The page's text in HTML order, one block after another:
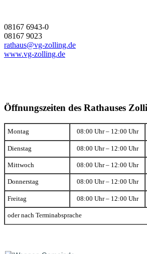
08167 6943-0
08167 9023
rathaus@vg-zolling.de
www.vg-zolling.de
Öffnungszeiten des Rathauses
Montag 08:00 Uhr – 12:00 Uhr
Dienstag 08:00 Uhr – 12:00 Uhr
Mittwoch 08:00 Uhr – 12:00 Uhr
Donnerstag 08:00 Uhr – 12:00 Uhr
Freitag 08:00 Uhr – 12:00 Uhr
oder nach Terminabsprache